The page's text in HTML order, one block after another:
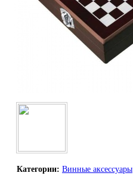
Категории: Винные аксессуары